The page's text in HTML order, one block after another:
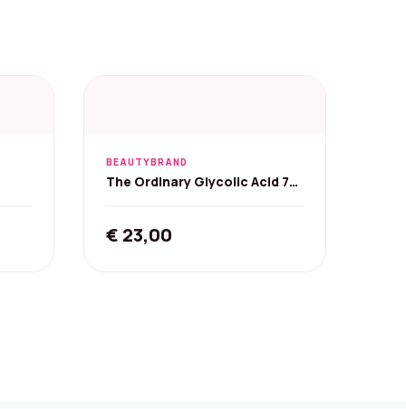
BEAUTYBRAND
The Ordinary Glycolic Acid 7%
€ 23,00